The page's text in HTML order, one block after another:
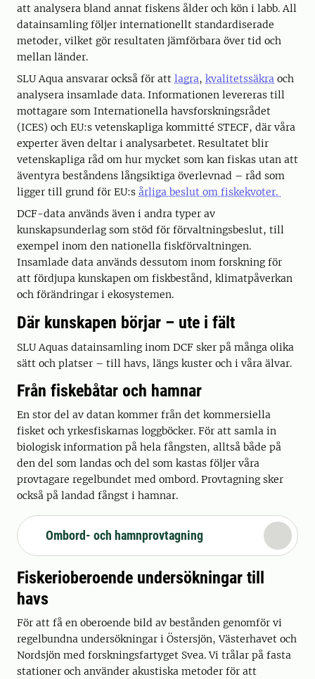
att analysera bland annat fiskens ålder och kön i labb. All
datainsamling följer internationellt standardiserade
metoder, vilket gör resultaten jämförbara över tid och
mellan länder.
SLU Aqua ansvarar också för att lagra, kvalitetssäkra och
analysera insamlade data. Informationen levereras till
mottagare som Internationella havsforskningsrådet
(ICES) och EU:s vetenskapliga kommitté STECF, där våra
experter även deltar i analysarbetet. Resultatet blir
vetenskapliga råd om hur mycket som kan fiskas utan att
äventyra beståndens långsiktiga överlevnad – råd som
ligger till grund för EU:s årliga beslut om fiskekvoter.
DCF-data används även i andra typer av
kunskapsunderlag som stöd för förvaltningsbeslut, till
exempel inom den nationella fiskförvaltningen.
Insamlade data används dessutom inom forskning för
att fördjupa kunskapen om fiskbestånd, klimatpåverkan
och förändringar i ekosystemen.
Där kunskapen börjar – ute i fält
SLU Aquas datainsamling inom DCF sker på många olika
sätt och platser – till havs, längs kuster och i våra älvar.
Från fiskebåtar och hamnar
En stor del av datan kommer från det kommersiella
fisket och yrkesfiskarnas loggböcker. För att samla in
biologisk information på hela fångsten, alltså både på
den del som landas och del som kastas följer våra
provtagare regelbundet med ombord. Provtagning sker
också på landad fångst i hamnar.
Ombord- och hamnprovtagning
Fiskerioberoende undersökningar till
havs
För att få en oberoende bild av bestånden genomför vi
regelbundna undersökningar i Östersjön, Västerhavet och
Nordsjön med forskningsfartyget Svea. Vi trålar på fasta
stationer och använder akustiska metoder för att